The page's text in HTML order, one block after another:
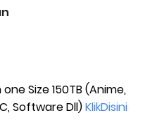
Size 150TB (Anime,
Software Dll)KlikDisini